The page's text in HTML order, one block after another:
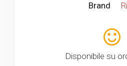
Brand
Disponibile su